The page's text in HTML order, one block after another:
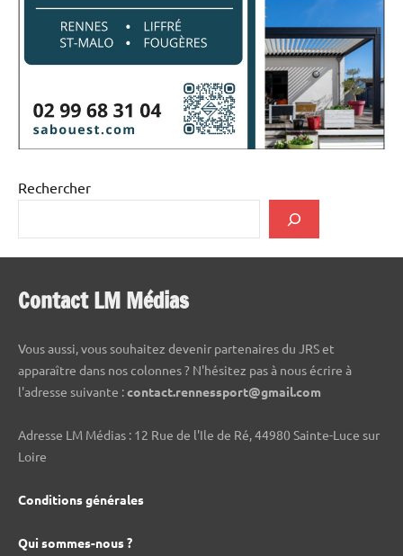
Rechercher
Contact LM Médias
Vous aussi, vous souhaitez devenir partenaires du JRS et
apparaître dans nos colonnes ? N'hésitez pas à nous écrire à
l'adresse suivante :contact.rennessport@gmail.com
Adresse LM Médias : 12 Rue de l'Ile de Ré, 44980 Sainte-Luce sur
Loire
Conditions générales
Qui sommes-nous ?